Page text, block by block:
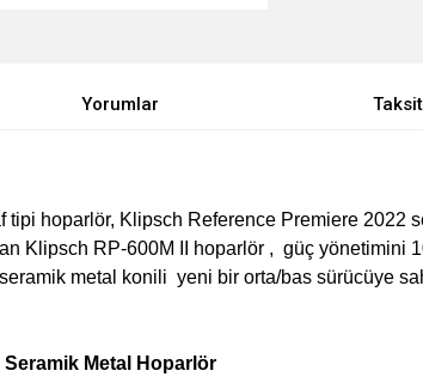
Yorumlar
tipi hoparlör, Klipsch Reference Premiere
Klipsch RP-600M II hoparlör , güç yönetimini
metal konili yeni bir orta/bas sürücüye
Metal Hoparlör